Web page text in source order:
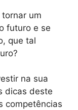
um
futuro e se
que tal
na sua
dicas deste
competências